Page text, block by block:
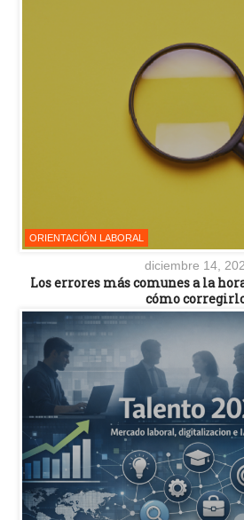
ORIENTACIÓN LABORAL
diciembre 14,
Los errores más comunes a la
cómo